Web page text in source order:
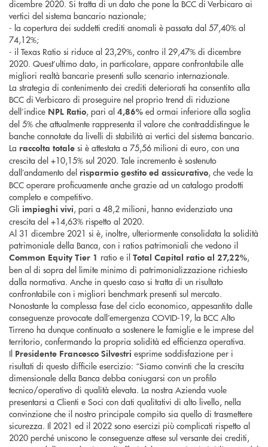
dicembre 2020. Si tratta di un dato che pone la BCC di Verbicaro ai
vertici del sistema bancario nazionale;
- la copertura dei suddetti crediti anomali è passata dal 57,40% al
74,12%;
- il Texas Ratio si riduce al 23,29%, contro il 29,47% di dicembre
2020. Quest’ultimo dato, in particolare, appare confrontabile alle
migliori realtà bancarie presenti sullo scenario internazionale.
La strategia di contenimento dei crediti deteriorati ha consentito alla
BCC di Verbicaro di proseguire nel proprio trend di riduzione
dell’indice NPL Ratio, pari al 4,86% ed ormai inferiore alla soglia
del 5% che attualmente rappresenta il valore che contraddistingue le
banche connotate da livelli di stabilità ai vertici del sistema bancario.
La raccolta totale si è attestata a 75,56 milioni di euro, con una
crescita del +10,15% sul 2020. Tale incremento è sostenuto
dall’andamento del risparmio gestito ed assicurativo, che vede la
BCC operare proficuamente anche grazie ad un catalogo prodotti
completo e competitivo.
Gli impieghi vivi, pari a 48,2 milioni, hanno evidenziato una
crescita del +14,63% rispetto al 2020.
Al 31 dicembre 2021 si è, inoltre, ulteriormente consolidata la solidità
patrimoniale della Banca, con i ratios patrimoniali che vedono il
Common Equity Tier 1 ratio e il Total Capital ratio al 27,22%,
ben al di sopra del limite minimo di patrimonializzazione richiesto
dalla normativa. Anche in questo caso si tratta di un risultato
confrontabile con i migliori benchmark presenti sul mercato.
Nonostante la complessa fase del ciclo economico, appesantito dalle
conseguenze provocate dall’emergenza COVID-19, la BCC Alto
Tirreno ha dunque continuato a sostenere le famiglie e le imprese del
territorio, confermando la propria solidità ed efficienza operativa.
Il Presidente Francesco Silvestri esprime soddisfazione per i
risultati di questo difficile esercizio: “Siamo convinti che la crescita
dimensionale della Banca debba coniugarsi con un profilo
tecnico/operativo di qualità elevata. La nostra Azienda vuole
presentarsi a Clienti e Soci con dati qualitativi di alto livello, nella
convinzione che il nostro principale compito sia quello di trasmettere
sicurezza. Il 2021 ed il 2022 sono esercizi più complicati rispetto al
2020 perché uniscono le conseguenze attese sul versante dei crediti,